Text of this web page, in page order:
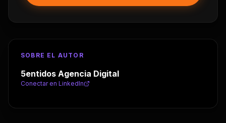
SOBRE EL AUTOR
5entidos Agencia Digital
Conectar en LinkedIn